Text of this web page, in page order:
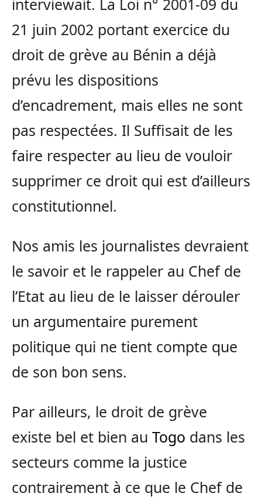
interviewait. La Loi n° 2001-09 du
21 juin 2002 portant exercice du
droit de grève au Bénin a déjà
prévu les dispositions
d’encadrement, mais elles ne sont
pas respectées. Il Suffisait de les
faire respecter au lieu de vouloir
supprimer ce droit qui est d’ailleurs
constitutionnel.
Nos amis les journalistes devraient
le savoir et le rappeler au Chef de
l’Etat au lieu de le laisser dérouler
un argumentaire purement
politique qui ne tient compte que
de son bon sens.
Par ailleurs, le droit de grève
existe bel et bien au Togo dans les
secteurs comme la justice
contrairement à ce que le Chef de